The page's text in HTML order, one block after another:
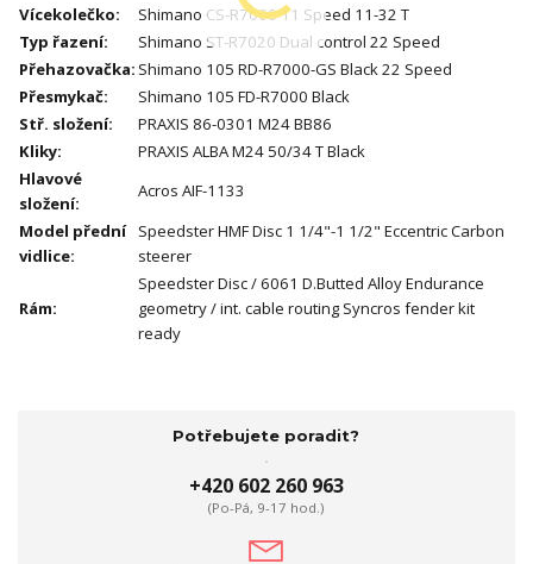
Vícekolečko:
Shimano CS-R7000 11 Speed 11-32 T
Typ řazení:
Shimano ST-R7020 Dual control 22 Speed
Přehazovačka: Shimano 105 RD-R7000-GS Black 22 Speed
Přesmykač:
Shimano 105 FD-R7000 Black
Stř. složení:
PRAXIS 86-0301 M24 BB86
Kliky:
PRAXIS ALBA M24 50/34 T Black
Hlavové
složení:
Acros AIF-1133
Model přední
vidlice:
Speedster HMF Disc 1 1/4"-1 1/2" Eccentric Carbon
steerer
Rám:
Speedster Disc / 6061 D.Butted Alloy Endurance
geometry / int. cable routing Syncros fender kit
ready
Potřebujete poradit?
+420 602 260 963
(Po-Pá, 9-17 hod.)